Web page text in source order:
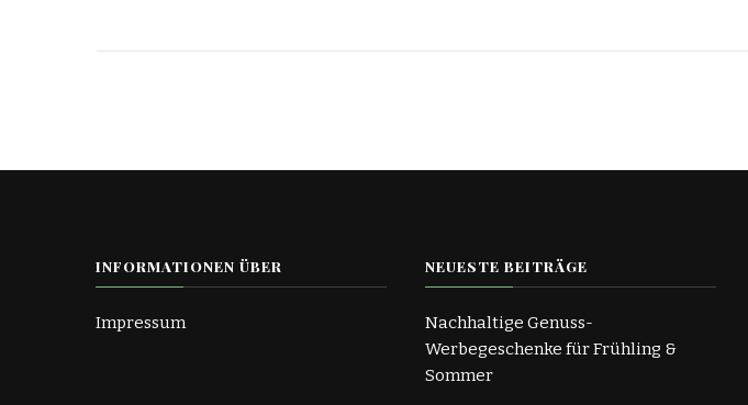
INFORMATIONEN ÜBER
Impressum
NEUESTE BEITRÄGE
Nachhaltige Genuss-
Werbegeschenke für Frühling &
Sommer